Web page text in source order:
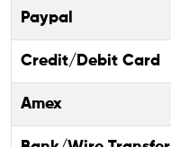
Paypal
Credit/Debit Card
Amex